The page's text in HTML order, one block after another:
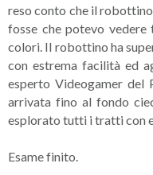
reso conto che il
fosse che potevo
colori. Il robottino ha
con estrema facilità ed
esperto Videogamer del
arrivata fino al fondo
esplorato tutti i tratti con
Esame finito.